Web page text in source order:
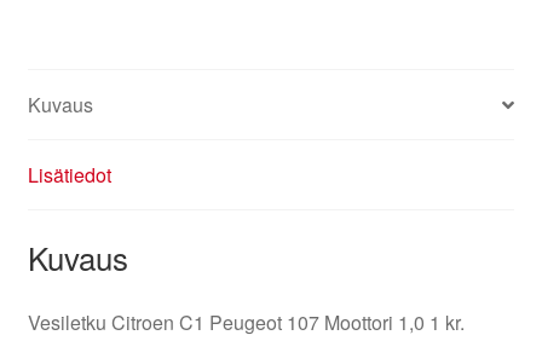
Kuvaus
Lisätiedot
Kuvaus
Vesiletku Citroen C1 Peugeot 107 Moottori 1,0 1 kr.